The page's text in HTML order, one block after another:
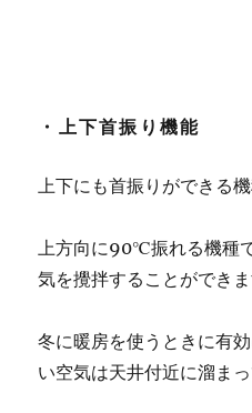
・上下首振り機能
上下にも首振りができる機
上方向に90℃振れる機種
気を攪拌することができま
冬に暖房を使うときに有
い空気は天井付近に溜まっ